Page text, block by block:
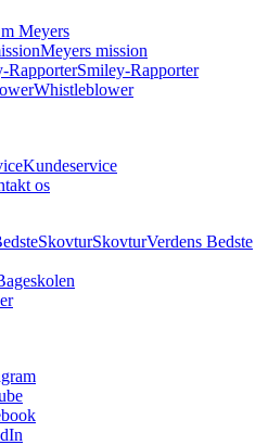
Meyers
Meyers mission
RapporterSmiley-Rapporter
Whistleblower
Kundeservice
os
SkovturSkovturVerdens Bedste